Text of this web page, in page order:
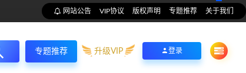
网站公告 VIP协议 版权声明 专题推荐 关于我们
专题推荐 升级VIP 登录